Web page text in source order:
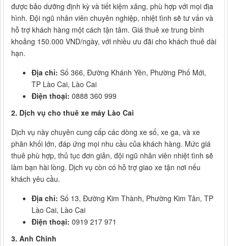
được bảo dưỡng định kỳ và tiết kiệm xăng, phù hợp với mọi địa
hình. Đội ngũ nhân viên chuyên nghiệp, nhiệt tình sẽ tư vấn và
hỗ trợ khách hàng một cách tận tâm. Giá thuê xe trung bình
khoảng 150.000 VND/ngày, với nhiều ưu đãi cho khách thuê dài
hạn.
Địa chỉ: Số 366, Đường Khánh Yên, Phường Phố Mới,
TP Lào Cai, Lào Cai
Điện thoại: 0888 360 999
2. Dịch vụ cho thuê xe máy Lào Cai
Dịch vụ này chuyên cung cấp các dòng xe số, xe ga, và xe
phân khối lớn, đáp ứng mọi nhu cầu của khách hàng. Mức giá
thuê phù hợp, thủ tục đơn giản, đội ngũ nhân viên nhiệt tình sẽ
làm bạn hài lòng. Dịch vụ còn có hỗ trợ giao xe tận nơi nếu
khách yêu cầu.
Địa chỉ: Số 13, Đường Kim Thành, Phường Kim Tân, TP
Lào Cai, Lào Cai
Điện thoại: 0919 217 971
3. Anh Chinh